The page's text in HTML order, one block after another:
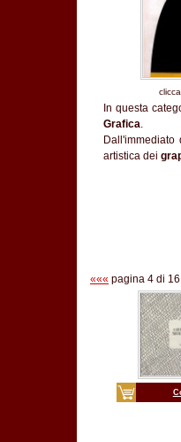
In questa
Grafica.
artistica dei
««« pagina 4 di 16